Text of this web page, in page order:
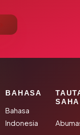
BAHASA
Bahasa
Indonesia